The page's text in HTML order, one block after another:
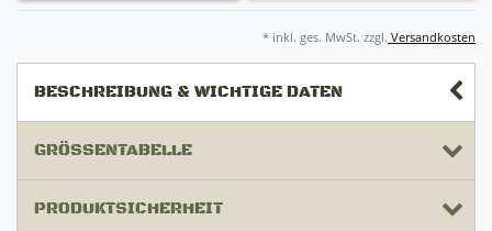
* inkl. ges. MwSt. zzgl. Versandkosten
BESCHREIBUNG & WICHTIGE DATEN
GRÖSSENTABELLE
PRODUKTSICHERHEIT